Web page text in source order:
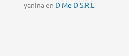
yaninaen D Me D S.R.L